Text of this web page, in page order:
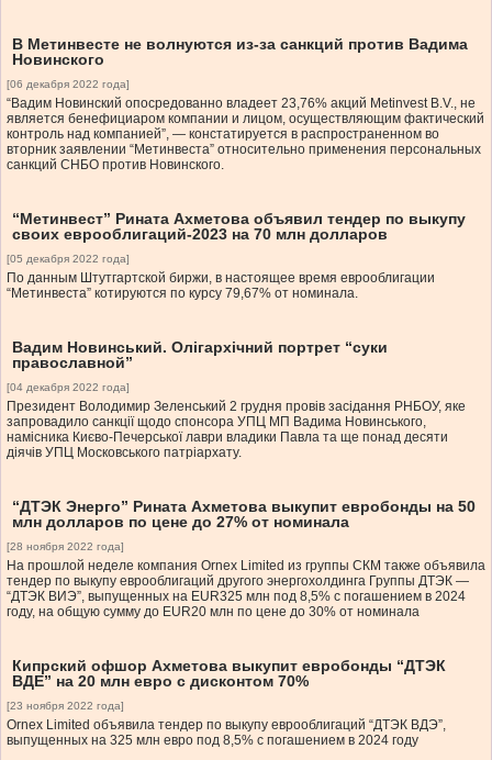
В Метинвесте не волнуются из-за санкций против Вадима
Новинского
[06 декабря 2022 года]
“Вадим Новинский опосредованно владеет 23,76% акций Metinvest B.V., не
является бенефициаром компании и лицом, осуществляющим фактический
контроль над компанией”, — констатируется в распространенном во
вторник заявлении “Метинвеста” относительно применения персональных
санкций СНБО против Новинского.
“Метинвест” Рината Ахметова объявил тендер по выкупу
своих еврооблигаций-2023 на 70 млн долларов
[05 декабря 2022 года]
По данным Штутгартской биржи, в настоящее время еврооблигации
“Метинвеста” котируются по курсу 79,67% от номинала.
Вадим Новинський. Олігархічний портрет “суки
православной”
[04 декабря 2022 года]
Президент Володимир Зеленський 2 грудня провів засідання РНБОУ, яке
запровадило санкції щодо спонсора УПЦ МП Вадима Новинського,
намісника Києво-Печерської лаври владики Павла та ще понад десяти
діячів УПЦ Московського патріархату.
“ДТЭК Энерго” Рината Ахметова выкупит евробонды на 50
млн долларов по цене до 27% от номинала
[28 ноября 2022 года]
На прошлой неделе компания Ornex Limited из группы СКМ также объявила
тендер по выкупу еврооблигаций другого энергохолдинга Группы ДТЭК —
“ДТЭК ВИЭ”, выпущенных на EUR325 млн под 8,5% с погашением в 2024
году, на общую сумму до EUR20 млн по цене до 30% от номинала
Кипрский офшор Ахметова выкупит евробонды “ДТЭК
ВДЕ” на 20 млн евро с дисконтом 70%
[23 ноября 2022 года]
Ornex Limited объявила тендер по выкупу еврооблигаций “ДТЭК ВДЭ”,
выпущенных на 325 млн евро под 8,5% с погашением в 2024 году